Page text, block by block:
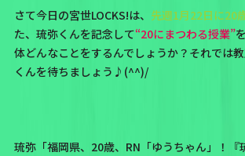
さて今日の宮世LOCKS!は、 先週1月22日に20
た、琉弥くんを記念して“20にまつわる授業”
体どんなことをするんでしょうか？それでは
くんを待ちましょう♪(^^)/
琉弥「福岡県、20歳、RN「ゆうちゃん」！『